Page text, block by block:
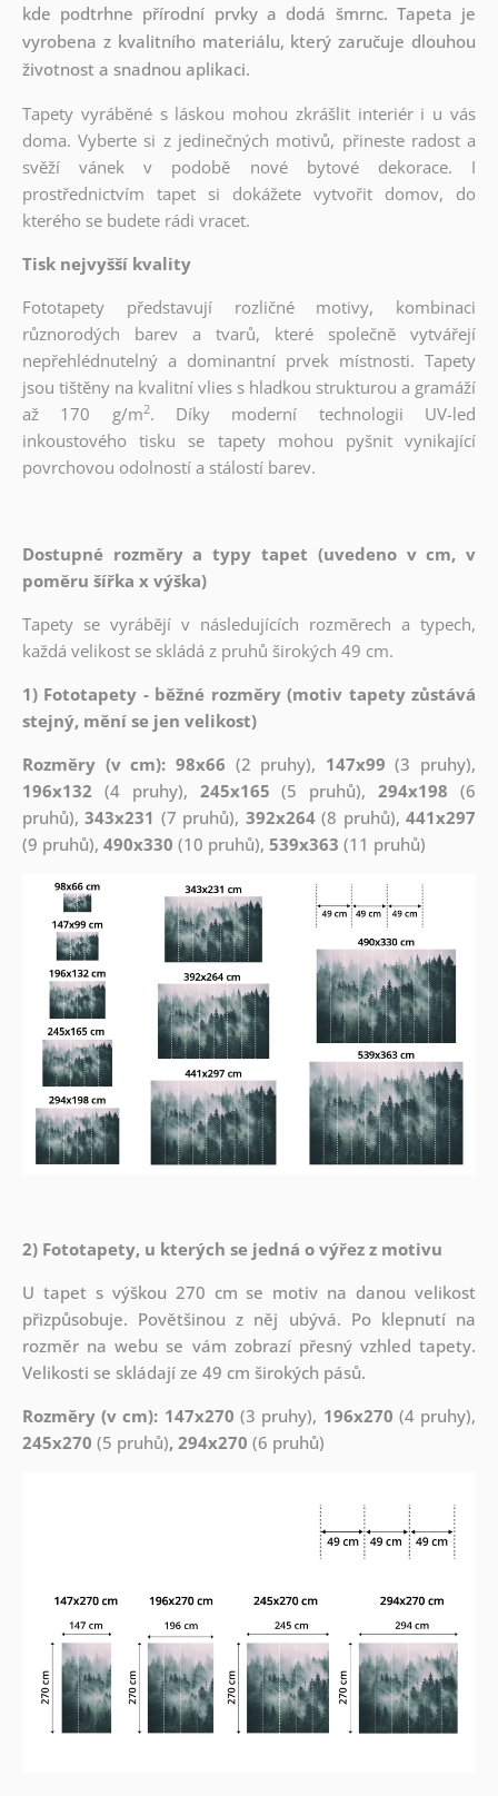
kde podtrhne přírodní prvky a dodá šmrnc. Tapeta je
vyrobena z kvalitního materiálu, který zaručuje dlouhou
životnost a snadnou aplikaci.
Tapety vyráběné s láskou mohou zkrášlit interiér i u vás
doma. Vyberte si z jedinečných motivů, přineste radost a
svěží vánek v podobě nové bytové dekorace. I
prostřednictvím tapet si dokážete vytvořit domov, do
kterého se budete rádi vracet.
Tisk nejvyšší kvality
Fototapety představují rozličné motivy, kombinaci
různorodých barev a tvarů, které společně vytvářejí
nepřehlédnutelný a dominantní prvek místnosti. Tapety
jsou tištěny na kvalitní vlies s hladkou strukturou a gramáží
až 170 g/m2. Díky moderní technologii UV-led
inkoustového tisku se tapety mohou pyšnit vynikající
povrchovou odolností a stálostí barev.
Dostupné rozměry a typy tapet (uvedeno v cm, v
poměru šířka x výška)
Tapety se vyrábějí v následujících rozměrech a typech,
každá velikost se skládá z pruhů širokých 49 cm.
1) Fototapety - běžné rozměry (motiv tapety zůstává
stejný, mění se jen velikost)
Rozměry (v cm): 98x66 (2 pruhy), 147x99 (3 pruhy),
196x132 (4 pruhy), 245x165 (5 pruhů),294x198 (6
pruhů),343x231 (7 pruhů), 392x264(8 pruhů),441x297
(9 pruhů), 490x330 (10 pruhů), 539x363 (11 pruhů)
2) Fototapety, u kterých se jedná o výřez z motivu
U tapet s výškou 270 cm se motiv na danou velikost
přizpůsobuje. Povětšinou z něj ubývá. Po klepnutí na
rozměr na webu se vám zobrazí přesný vzhled tapety.
Velikosti se skládají ze 49 cm širokých pásů.
Rozměry (v cm): 147x270 (3 pruhy), 196x270 (4 pruhy),
245x270 (5 pruhů), 294x270 (6 pruhů)